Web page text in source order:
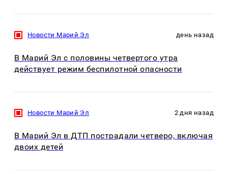
Новости Марий Эл день назад
В Марий Эл с половины четвертого утра
действует режим беспилотной опасности
Новости Марий Эл 2 дня назад
В Марий Эл в ДТП пострадали четверо, включая
двоих детей